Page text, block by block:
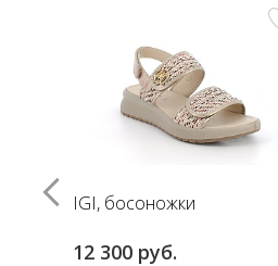
IGI, босоножки
12 300 руб.